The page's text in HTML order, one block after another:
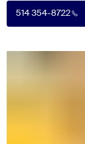
514 354-8722